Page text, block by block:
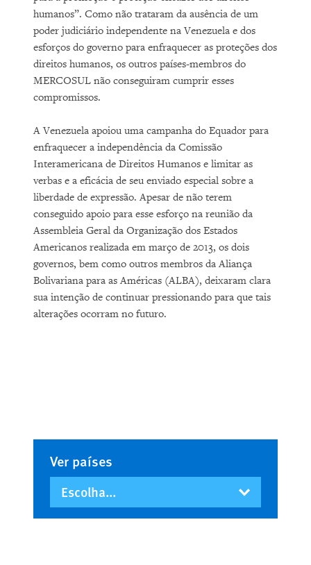
humanos”. Como não trataram da ausência de um
poder judiciário independente na Venezuela e dos
esforços do governo para enfraquecer as proteções dos
direitos humanos, os outros países-membros do
MERCOSUL não conseguiram cumprir esses
compromissos.
A Venezuela apoiou uma campanha do Equador para
enfraquecer a independência da Comissão
Interamericana de Direitos Humanos e limitar as
verbas e a eficácia de seu enviado especial sobre a
liberdade de expressão. Apesar de não terem
conseguido apoio para esse esforço na reunião da
Assembleia Geral da Organização dos Estados
Americanos realizada em março de 2013, os dois
governos, bem como outros membros da Aliança
Bolivariana para as Américas (ALBA), deixaram clara
sua intenção de continuar pressionando para que tais
alterações ocorram no futuro.
Ver países